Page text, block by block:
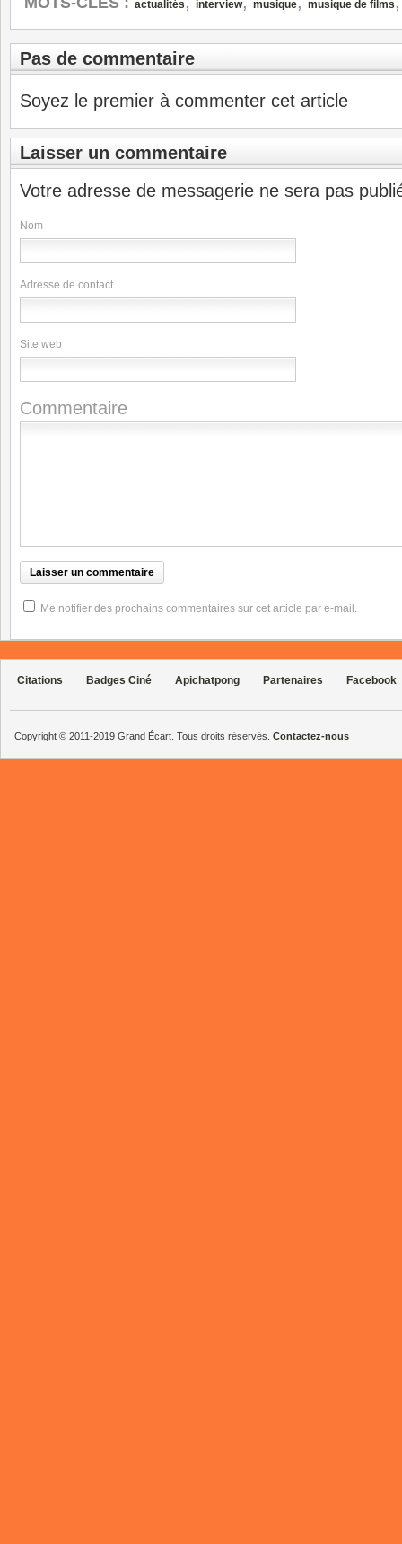
actualités interview musique musique de films
Pas de commentaire
Soyez le premier à commenter cet article
Laisser un commentaire
Votre adresse de messagerie ne sera pas
Nom
Adresse de contact
Site web
Commentaire
Me notifier des prochains commentaires sur cet article par e-mail.
Citations Badges Ciné Apichatpong Partenaires Facebook
Copyright © 2011-2019 Grand Écart. Tous droits réservés. Contactez-nous